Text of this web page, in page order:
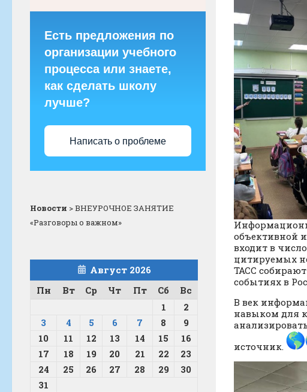
объективной
входит в
цитируемых
ТАСС
событиях в
В век
навыком для
источник.
Есть предложения по
организации учебного
процесса или знаете,
как сделать школу
лучше?
Написать о проблеме
Новости >ВНЕУРОЧНОЕ ЗАНЯТИЕ
«Разговоры о важном»
Август 2026
Пн
Вт Ср Чт Пт Сб
Вс
1
2
3
4 5 6 7 8
9
10
11 12 13 14 15
16
17
18 19 20 21 22
23
24
25 26 27 28 29
30
31